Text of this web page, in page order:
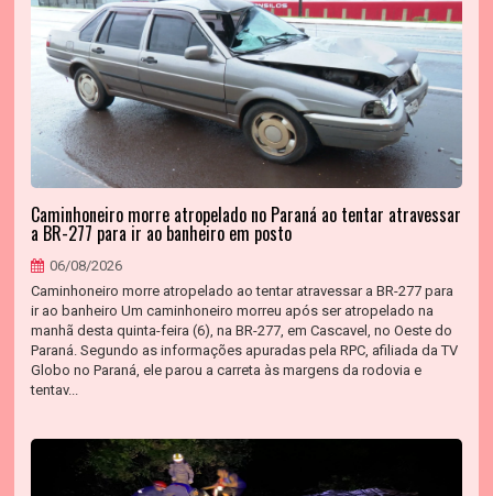
Caminhoneiro morre atropelado no Paraná ao tentar atravessar
a BR-277 para ir ao banheiro em posto
06/08/2026
Caminhoneiro morre atropelado ao tentar atravessar a BR-277 para
ir ao banheiro Um caminhoneiro morreu após ser atropelado na
manhã desta quinta-feira (6), na BR-277, em Cascavel, no Oeste do
Paraná. Segundo as informações apuradas pela RPC, afiliada da TV
Globo no Paraná, ele parou a carreta às margens da rodovia e
tentav...